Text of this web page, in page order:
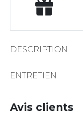
DESCRIPTION
ENTRETIEN
Avis clients